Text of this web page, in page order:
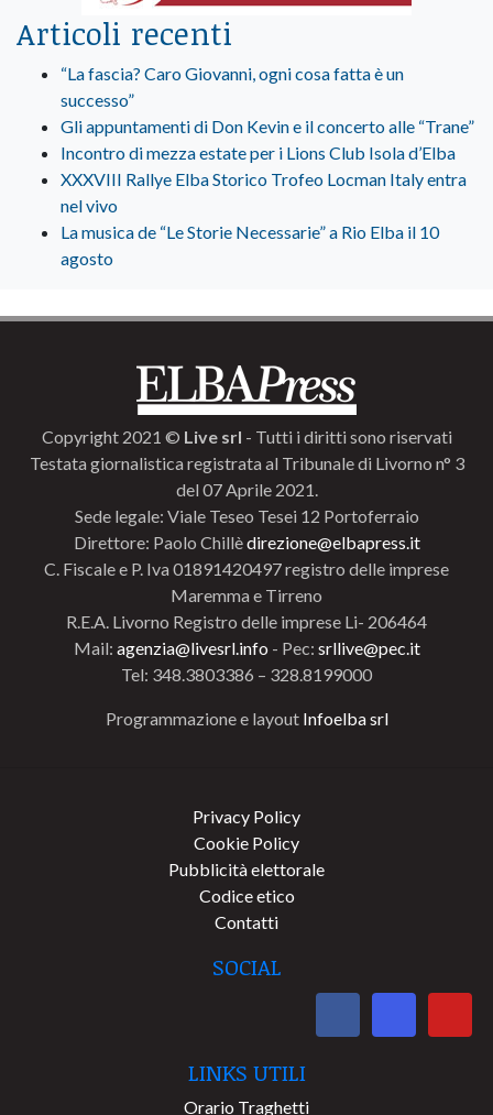
Articoli recenti
“La fascia? Caro Giovanni, ogni cosa fatta è un
successo”
Gli appuntamenti di Don Kevin e il concerto alle “Trane”
Incontro di mezza estate per i Lions Club Isola d’Elba
XXXVIII Rallye Elba Storico Trofeo Locman Italy entra
nel vivo
La musica de “Le Storie Necessarie” a Rio Elba il 10
agosto
Copyright 2021 © Live srl - Tutti i diritti sono riservati
Testata giornalistica registrata al Tribunale di Livorno n° 3
del 07 Aprile 2021.
Sede legale: Viale Teseo Tesei 12 Portoferraio
Direttore: Paolo Chillèdirezione@elbapress.it
C. Fiscale e P. Iva 01891420497 registro delle imprese
Maremma e Tirreno
R.E.A. Livorno Registro delle imprese Li- 206464
Mail: agenzia@livesrl.info - Pec: srllive@pec.it
Tel: 348.3803386 – 328.8199000
Programmazione e layout Infoelba srl
Privacy Policy
Cookie Policy
Pubblicità elettorale
Codice etico
Contatti
SOCIAL
LINKS UTILI
Orario Traghetti